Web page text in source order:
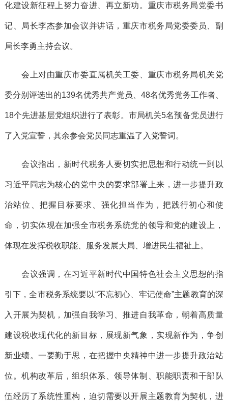
化建设新征程上努力奋进、再立新功。重庆市税务局党委书
记、局长李杰参加会议并讲话，重庆市税务局党委委员、副
局长李勇主持会议。
会上对由重庆市委直属机关工委、重庆市税务局机关党
委分别评选出的139名优秀共产党员、48名优秀党务工作者、
18个先进基层党组织进行了表彰。市局机关5名预备党员进行
了入党宣誓，其余参会党员同志重温了入党誓词。
会议指出，新时代税务人要切实把思想和行动统一到以
习近平同志为核心的党中央的要求部署上来，进一步提升政
治站位、把握目标要求、强化担当作为，把践行初心和使
命，切实体现在加强全市税务系统党的领导和党的建设上，
体现在发挥税收职能、服务发展大局、增进民生福祉上。
会议强调，在习近平新时代中国特色社会主义思想的指
引下，全市税务系统要以“不忘初心、牢记使命”主题教育的深
入开展为契机，加强自我学习、推进自我革命，朝着高质量
建设税收现代化的新目标，展现新气象，实现新作为，争创
新业绩。一要勤于思，在把握中央精神中进一步提升政治站
位。机构改革后，组织体系、领导体制、职能职责和干部队
伍经历了系统性重构，迫切需要以开展主题教育为契机，进